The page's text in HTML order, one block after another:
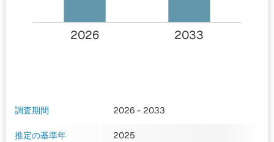
2026 2033
調査期間 2026 - 2033
推定の基準年 2025